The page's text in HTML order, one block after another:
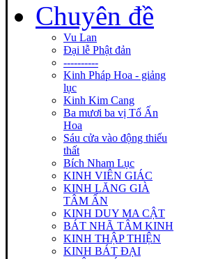
Chuyên đề
Vu Lan
Đại lễ Phật đản
----------
Kinh Pháp Hoa - giảng
lục
Kinh Kim Cang
Ba mươi ba vị Tổ Ấn
Hoa
Sáu cửa vào động thiếu
thất
Bích Nham Lục
KINH VIÊN GIÁC
KINH LĂNG GIÀ
TÂM ẤN
KINH DUY MA CẬT
BÁT NHÃ TÂM KINH
KINH THẬP THIỆN
KINH BÁT ĐẠI